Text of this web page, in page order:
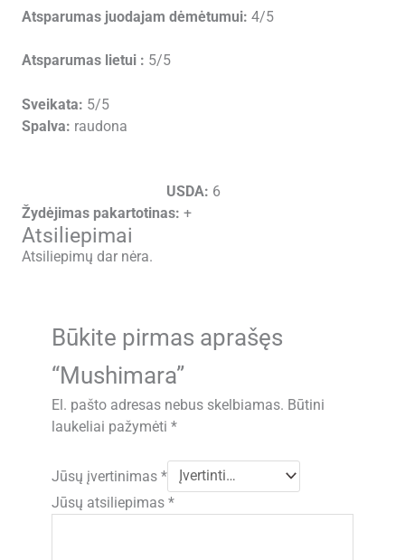
Atsparumas juodajam dėmėtumui: 4/5
Atsparumas lietui : 5/5
Sveikata: 5/5
Spalva: raudona
USDA: 6
Žydėjimas pakartotinas: +
Atsiliepimai
Atsiliepimų dar nėra.
Būkite pirmas aprašęs
“Mushimara”
El. pašto adresas nebus skelbiamas. Būtini
laukeliai pažymėti*
Jūsų įvertinimas*
Jūsų atsiliepimas*